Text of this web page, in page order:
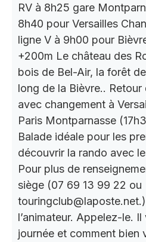
RV à 8h25 gare
8h40 pour Versailles
ligne V à 9h00 pour
+200m Le château des
bois de Bel-Air, la forêt
long de la Bièvre.. Retour
avec changement à
Paris Montparnasse
Balade idéale pour les
découvrir la rando avec
Pour plus de
siège (07 69 13 99 22 ou
l’animateur. Appelez-le.
journée et comment bien